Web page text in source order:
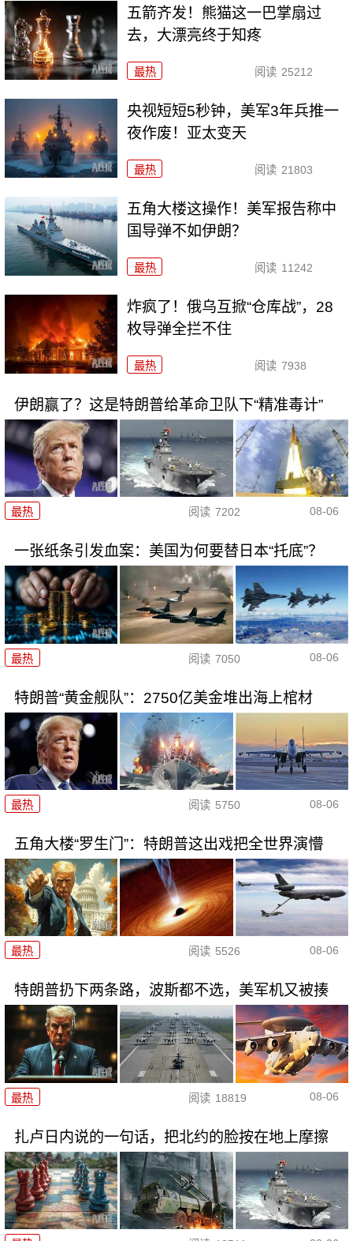
五箭齐发！熊猫这一巴掌扇过
去，大漂亮终于知疼
最热 阅读 25212
央视短短5秒钟，美军3年兵推一
夜作废！亚太变天
最热 阅读 21803
五角大楼这操作！美军报告称中
国导弹不如伊朗？
最热 阅读 11242
炸疯了！俄乌互掀“仓库战”，28
枚导弹全拦不住
最热 阅读 7938
伊朗赢了？这是特朗普给革命卫队下“精准毒计”
最热 阅读 7202 08-06
一张纸条引发血案：美国为何要替日本“托底”？
最热 阅读 7050 08-06
特朗普“黄金舰队”：2750亿美金堆出海上棺材
最热 阅读 5750 08-06
五角大楼“罗生门”：特朗普这出戏把全世界演懵
最热 阅读 5526 08-06
特朗普扔下两条路，波斯都不选，美军机又被揍
最热 阅读 18819 08-06
扎卢日内说的一句话，把北约的脸按在地上摩擦